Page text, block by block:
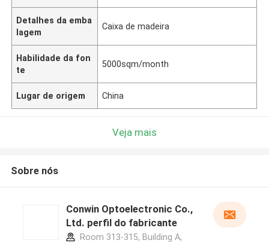
Detalhes da emba
lagem
Caixa de madeira
Habilidade da fon
te
5000sqm/month
Lugar de origem China
Veja mais
Sobre nós
Conwin Optoelectronic Co.,
Ltd. perfil do fabricante
Room 313-315, Building A,